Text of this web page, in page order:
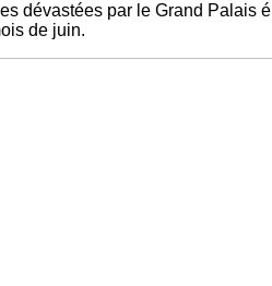
dévastées par le Grand Palais
de juin.